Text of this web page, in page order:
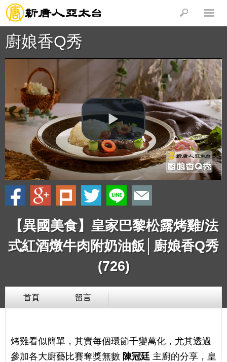
廚娘香Q秀
【異國美食】皇家巴黎松露烤雞/法
式紅酒燉牛肉附奶油飯│廚娘香Q秀
(726)
首頁 留言
烤雞看似簡單，其實每個環節千變萬化，尤其透過
參加各大廚藝比賽奪獎無數 陳冠廷 主廚的分享，皇